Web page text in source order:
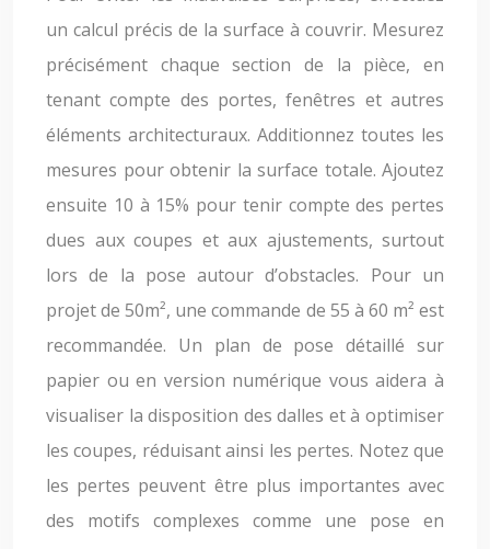
un calcul précis de la surface à couvrir. Mesurez
précisément chaque section de la pièce, en
tenant compte des portes, fenêtres et autres
éléments architecturaux. Additionnez toutes les
mesures pour obtenir la surface totale. Ajoutez
ensuite 10 à 15% pour tenir compte des pertes
dues aux coupes et aux ajustements, surtout
lors de la pose autour d’obstacles. Pour un
projet de 50m², une commande de 55 à 60 m² est
recommandée. Un plan de pose détaillé sur
papier ou en version numérique vous aidera à
visualiser la disposition des dalles et à optimiser
les coupes, réduisant ainsi les pertes. Notez que
les pertes peuvent être plus importantes avec
des motifs complexes comme une pose en